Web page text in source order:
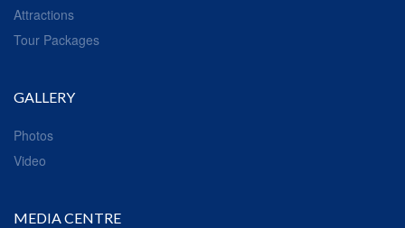
Attractions
Tour Packages
GALLERY
Photos
Video
MEDIA CENTRE